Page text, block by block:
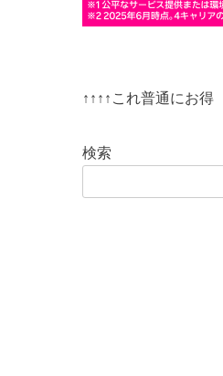
↑↑↑↑これ普通にお得
検索